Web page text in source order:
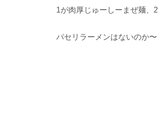
1が肉厚じゅーしーまぜ麺、 2
パセリラーメンはないのか〜